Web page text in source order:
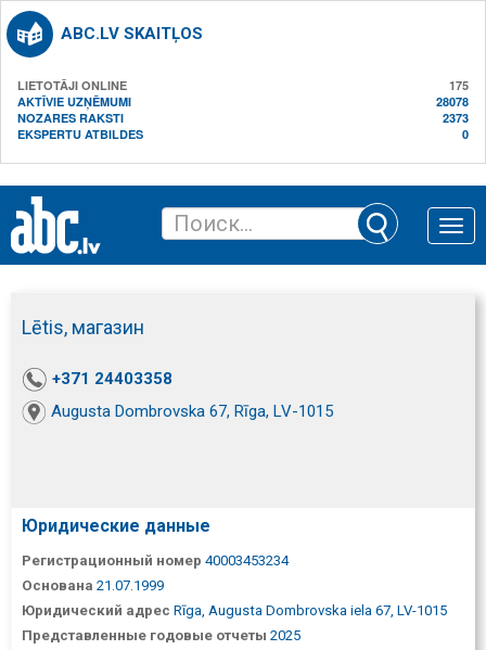
ABC.LV SKAITĻOS
LIETOTĀJI ONLINE
175
AKTĪVIE UZŅĒMUMI
28078
NOZARES RAKSTI
2373
EKSPERTU ATBILDES
0
Toggle
Lētis, магазин
+371 24403358
Augusta Dombrovska 67, Rīga, LV-1015
Юридические данные
Регистрационный номер 40003453234
Основана 21.07.1999
Юридический адрес Rīga, Augusta Dombrovska iela 67, LV-1015
Представленные годовые отчеты 2025